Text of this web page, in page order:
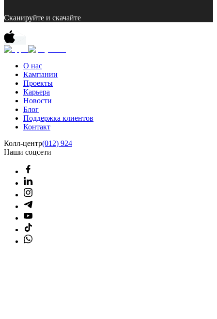
Сканируйте и скачайте
О нас
Кампании
Проекты
Карьера
Новости
Блог
Поддержка клиентов
Контакт
Колл-центр(012) 924
Наши соцсети